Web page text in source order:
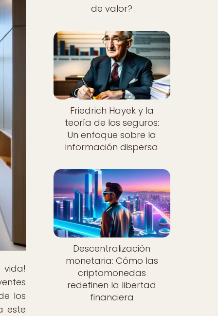
vida!
los
este
de valor?
Friedrich Hayek y la
teoría de los seguros:
Un enfoque sobre la
información dispersa
Descentralización
monetaria: Cómo las
criptomonedas
redefinen la libertad
financiera